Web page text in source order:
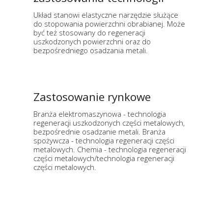
Układ stanowi elastyczne narzędzie służące
do stopowania powierzchni obrabianej. Może
być też stosowany do regeneracji
uszkodzonych powierzchni oraz do
bezpośredniego osadzania metali.
Zastosowanie rynkowe
Branża elektromaszynowa - technologia
regeneracji uszkodzonych części metalowych,
bezpośrednie osadzanie metali. Branża
spożywcza - technologia regeneracji części
metalowych. Chemia - technologia regeneracji
części metalowych/technologia regeneracji
części metalowych.